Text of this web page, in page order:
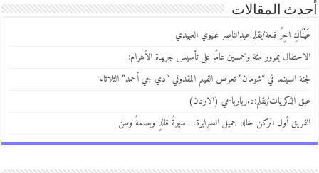
أحدث المقالات
عَيْنَاكِ آخِرُ قلعة/بقلم:عبدالناصر عليوي العبيدي
الاحتفال بمرور مئة وخمسين عامًا على تأسيس جريدة الأهرام:
لجنة السينما في “شومان” تعرض الفيلم المقدوني “دي جي أحمد” الثلاثاء
عبق الذكريات/بقلم:د.ربارباعي (الاردن)
الفريق أول الركن خالد جميل الصرايرة… سيرةُ قائدٍ وبصمةُ وطن